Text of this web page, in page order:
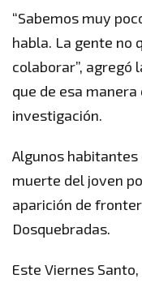
“Sabemos muy
habla. La gente no
colaborar”, agregó
que de esa
investigación.
Algunos
muerte del joven
aparición de
Dosquebradas.
Este Viernes